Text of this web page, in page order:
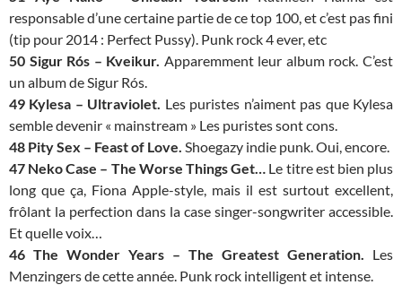
responsable d’une certaine partie de ce top 100, et c’est pas fini
(tip pour 2014 : Perfect Pussy). Punk rock 4 ever, etc
50 Sigur Rós – Kveikur. Apparemment leur album rock. C’est
un album de Sigur Rós.
49 Kylesa – Ultraviolet. Les puristes n’aiment pas que Kylesa
semble devenir « mainstream » Les puristes sont cons.
48 Pity Sex – Feast of Love. Shoegazy indie punk. Oui, encore.
47 Neko Case – The Worse Things Get… Le titre est bien plus
long que ça, Fiona Apple-style, mais il est surtout excellent,
frôlant la perfection dans la case singer-songwriter accessible.
Et quelle voix…
46 The Wonder Years – The Greatest Generation. Les
Menzingers de cette année. Punk rock intelligent et intense.